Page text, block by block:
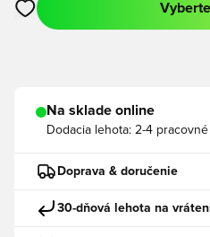
Otvorí modál na prihlásenie
Na sklade online
Dodacia lehota: 2-4
Doprava & doručenie
30-dňová lehota na